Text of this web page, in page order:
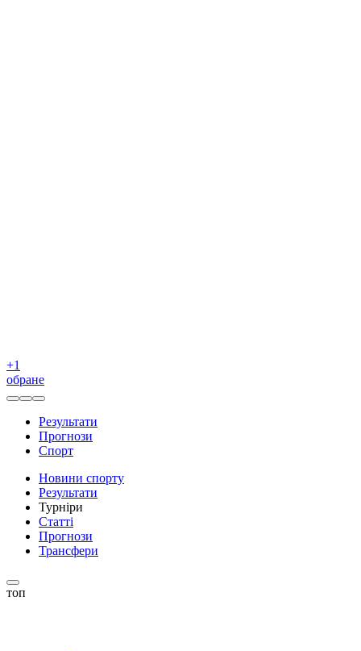
+1
обране
Результати
Прогнози
Спорт
Новини спорту
Результати
Турніри
Статті
Прогнози
Трансфери
топ